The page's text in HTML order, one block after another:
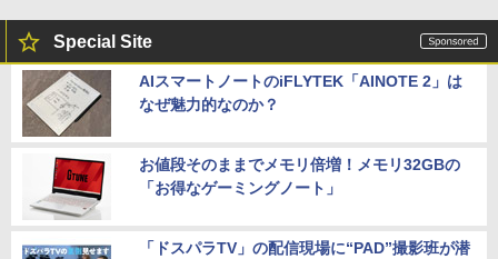
Special Site
AIスマートノートのiFLYTEK「AINOTE 2」は
なぜ魅力的なのか？
お値段そのままでメモリ倍増！メモリ32GBの
「お得なゲーミングノート」
「ドスパラTV」の配信現場に“PAD”撮影班が潜